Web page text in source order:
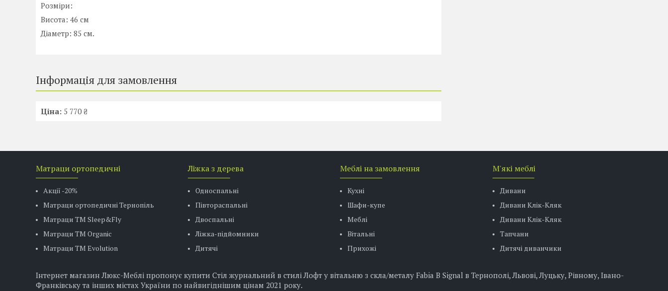
Розміри:
Висота: 46 см
Діаметр: 85 см.
Інформація для замовлення
Ціна: 5 770 ₴
Матраци ортопедичні
Акції -20%
Матраци ортопедичні Тернопіль
Матраци ТМ Sleep&Fly
Матраци TM Organic
Матраци ТМ Evolution
Ліжка з дерева
Односпальні
Півтораспальні
Двоспальні
Ліжка-підйомники
Дитячі
Меблі на замовлення
Кухні
Шафи-купе
Меблі
Вітальні
Прихожі
М'які меблі
Дивани
Дивани Клік-Кляк
Дивани Клік-Кляк
Тапчани
Дитячі диванчики
Інтернет магазин Люкс-Меблі пропонує купити Стіл журнальний в стилі Лофт у вітальню з скла/металу Fabia B Signal в Тернополі, Львові, Луцьку, Рівному, Івано-
Франківську та інших містах України по найвигіднішим цінам 2021 року.